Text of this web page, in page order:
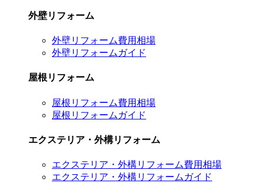
外壁リフォーム
外壁リフォーム費用相場
外壁リフォームガイド
屋根リフォーム
屋根リフォーム費用相場
屋根リフォームガイド
エクステリア・外構リフォーム
エクステリア・外構リフォーム費用相場
エクステリア・外構リフォームガイド